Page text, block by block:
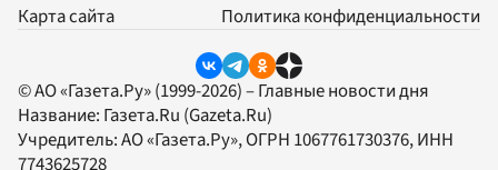
Карта сайта
Политика конфиденциальности
© АО «Газета.Ру» (1999-2026) – Главные новости дня
Название: Газета.Ru (Gazeta.Ru)
Учредитель:АО «Газета.Ру», ОГРН 1067761730376, ИНН
7743625728